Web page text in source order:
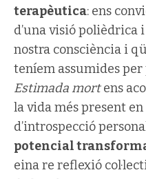
terapèutica: ens
d’una visió polièdrica
nostra consciència i
teníem assumides
Estimada mortens
la vida més present
d’introspecció
potencial
eina re reflexió